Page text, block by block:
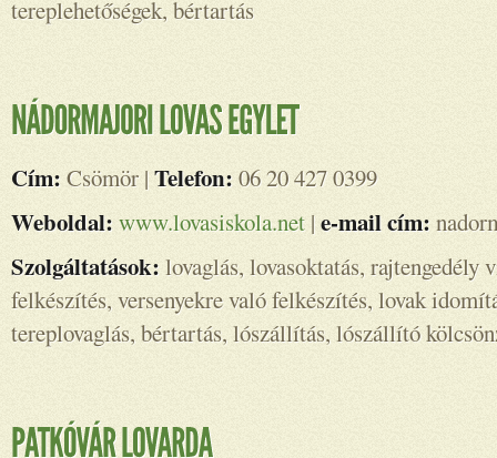
tereplehetőségek, bértartás
Cím: Csömör |Telefon: 06 20 427 0399
Weboldal: www.lovasiskola.net |e-mail cím:
Szolgáltatások: lovaglás, lovasoktatás, rajtengedély
felkészítés, versenyekre való felkészítés, lovak
tereplovaglás, bértartás, lószállítás, lószállító